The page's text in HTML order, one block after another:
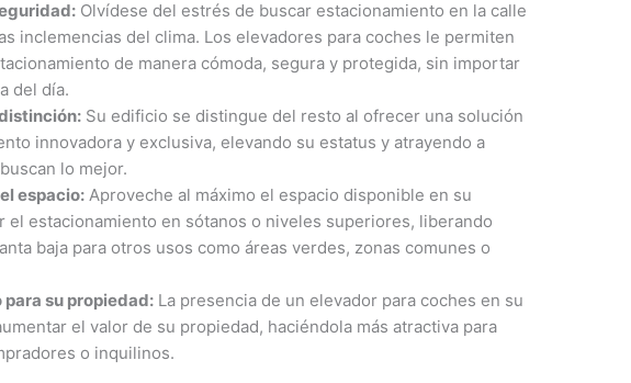
Olvídese del estrés de buscar estacionamiento en la calle
inclemencias del clima. Los elevadores para coches le permiten
de manera cómoda, segura y protegida, sin importar
del día.
Su edificio se distingue del resto al ofrecer una solución
innovadora y exclusiva, elevando su estatus y atrayendo a
lo mejor.
espacio: Aproveche al máximo el espacio disponible en su
el estacionamiento en sótanos o niveles superiores, liberando
baja para otros usos como áreas verdes, zonas comunes o
su propiedad: La presencia de un elevador para coches en su
el valor de su propiedad, haciéndola más atractiva para
o inquilinos.